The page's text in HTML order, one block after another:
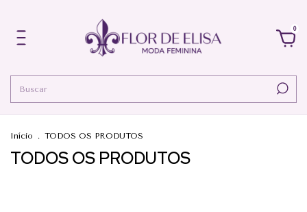
0
Início . TODOS OS PRODUTOS
TODOS OS PRODUTOS